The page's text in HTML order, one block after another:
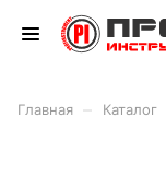
Главная Каталог